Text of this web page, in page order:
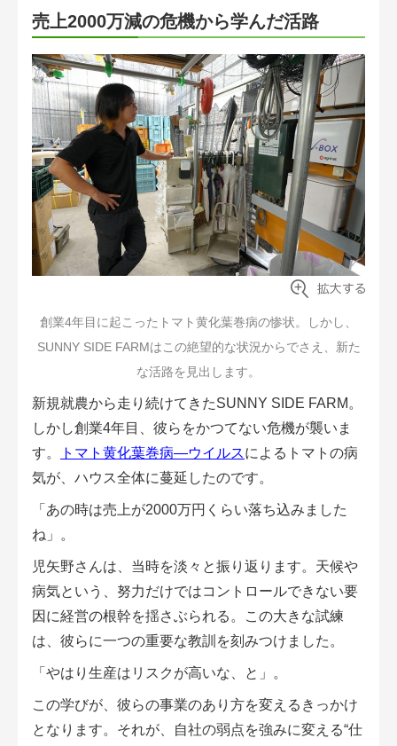
売上2000万減の危機から学んだ活路
創業4年目に起こったトマト黄化葉巻病の惨状。しかし、
SUNNY SIDE FARMはこの絶望的な状況からでさえ、新た
な活路を見出します。
新規就農から走り続けてきたSUNNY SIDE FARM。
しかし創業4年目、彼らをかつてない危機が襲いま
す。
トマト黄化葉巻病—ウイルスによるトマトの病
気が、ハウス全体に蔓延したのです。
「あの時は売上が2000万円くらい落ち込みました
ね」。
児矢野さんは、当時を淡々と振り返ります。天候や
病気という、努力だけではコントロールできない要
因に経営の根幹を揺さぶられる。この大きな試練
は、彼らに一つの重要な教訓を刻みつけました。
「やはり生産はリスクが高いな、と」。
この学びが、彼らの事業のあり方を変えるきっかけ
となります。それが、自社の弱点を強みに変える“仕